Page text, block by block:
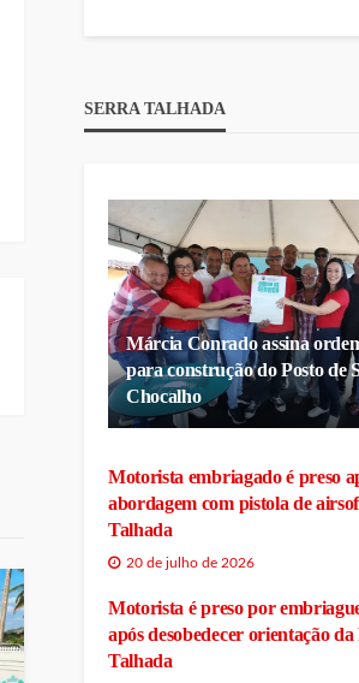
SERRA TALHADA
Márcia Conrado assina
para construção do Posto de
Chocalho
Motorista embriagado é preso
abordagem com pistola de
Talhada
20 de julho de 2026
Motorista é preso por
após desobedecer orientação
Talhada